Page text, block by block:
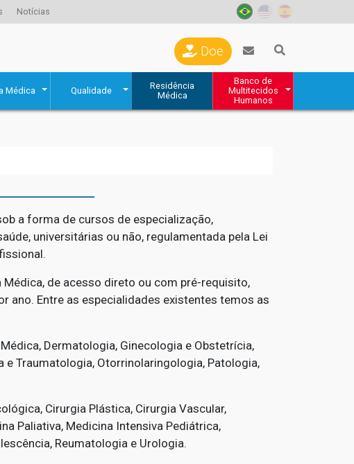
Notícias
Doe
Médica Qualidade
Residência
Médica
Banco de
Multitecidos
Humanos
a forma de cursos de especialização,
universitárias ou não, regulamentada pela Lei
de acesso direto ou com pré-requisito,
ano. Entre as especialidades existentes temos as
Dermatologia, Ginecologia e Obstetrícia,
e Traumatologia, Otorrinolaringologia, Patologia,
Cirurgia Plástica, Cirurgia Vascular,
Paliativa, Medicina Intensiva Pediátrica,
Reumatologia e Urologia.